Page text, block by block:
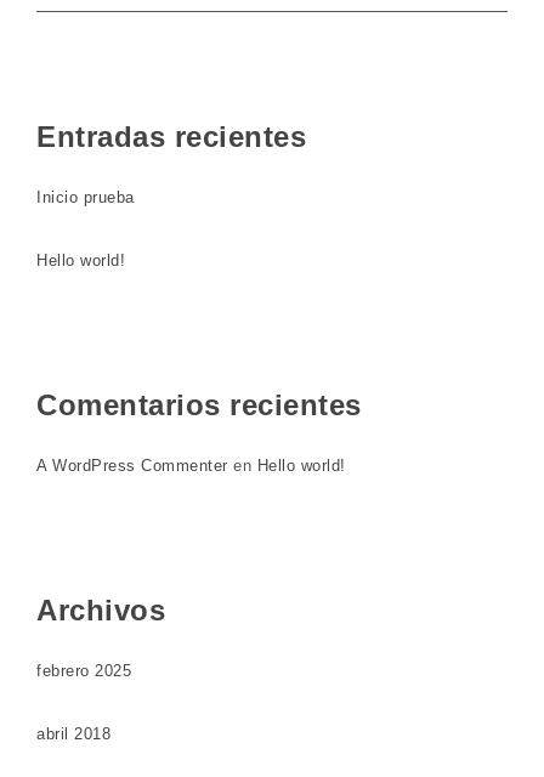
Entradas recientes
Inicio prueba
Hello world!
Comentarios recientes
A WordPress Commenter en Hello world!
Archivos
febrero 2025
abril 2018